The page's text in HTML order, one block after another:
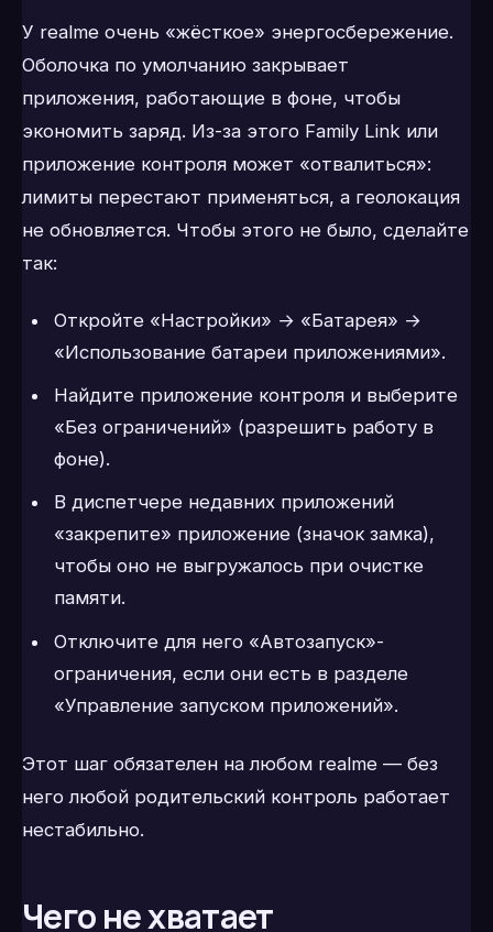
У realme очень «жёсткое» энергосбережение.
Оболочка по умолчанию закрывает
приложения, работающие в фоне, чтобы
экономить заряд. Из-за этого Family Link или
приложение контроля может «отвалиться»:
лимиты перестают применяться, а геолокация
не обновляется. Чтобы этого не было, сделайте
так:
Откройте «Настройки» → «Батарея» →
«Использование батареи приложениями».
Найдите приложение контроля и выберите
«Без ограничений» (разрешить работу в
фоне).
В диспетчере недавних приложений
«закрепите» приложение (значок замка),
чтобы оно не выгружалось при очистке
памяти.
Отключите для него «Автозапуск»-
ограничения, если они есть в разделе
«Управление запуском приложений».
Этот шаг обязателен на любом realme — без
него любой родительский контроль работает
нестабильно.
Чего не хватает